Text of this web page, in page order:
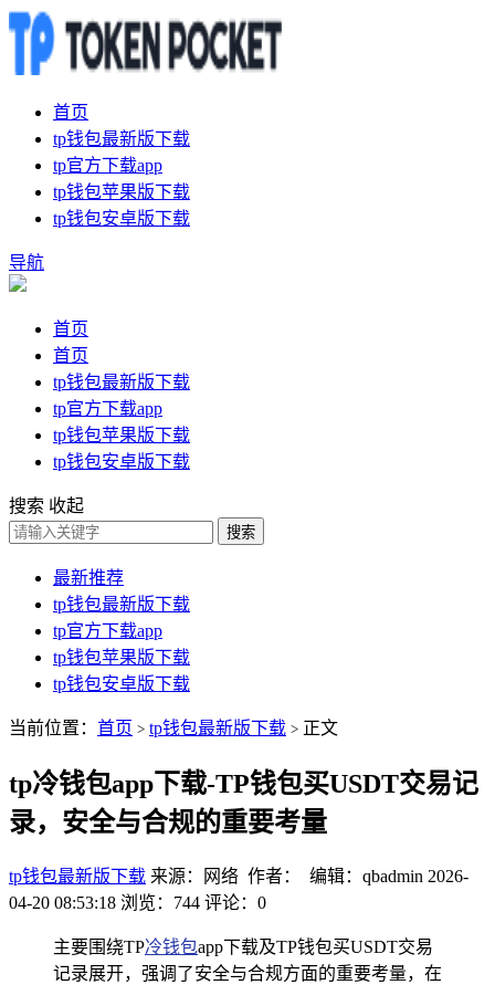
首页
tp钱包最新版下载
tp官方下载app
tp钱包苹果版下载
tp钱包安卓版下载
导航
首页
首页
tp钱包最新版下载
tp官方下载app
tp钱包苹果版下载
tp钱包安卓版下载
搜索 收起
搜索
最新推荐
tp钱包最新版下载
tp官方下载app
tp钱包苹果版下载
tp钱包安卓版下载
当前位置： 首页 > tp钱包最新版下载 > 正文
tp冷钱包app下载-TP钱包买USDT交易记
录，安全与合规的重要考量
tp钱包最新版下载 来源：网络 作者： 编辑：qbadmin 2026-
04-20 08:53:18 浏览：744 评论：0
主要围绕TP冷钱包app下载及TP钱包买USDT交易
记录展开，强调了安全与合规方面的重要考量，在